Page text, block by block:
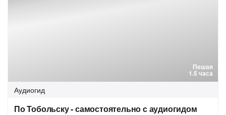
Пешая
1.5 часа
Аудиогид
По Тобольску - самостоятельно с аудиогидом